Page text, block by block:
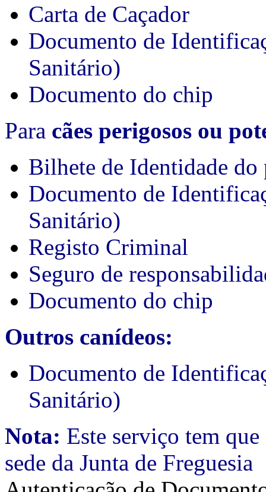
Carta de Caçador
Documento de
Sanitário)
Documento do chip
Para cães perigosos ou
Bilhete de Identidade
Documento de
Sanitário)
Registo Criminal
Seguro de
Documento do chip
Outros canídeos:
Documento de
Sanitário)
Nota: Este serviço tem
sede da Junta de Freguesia